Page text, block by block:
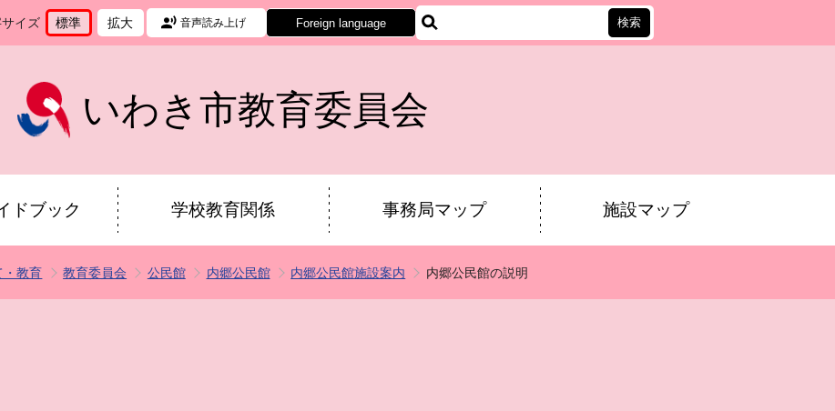
イズ
文
イ
ズ
を
標準
に
文
ズ
拡大
に
音声読み上げ Foreign language
いわき市教育委員会
ドブック 学校教育関係 事務局マップ 施設マップ
・教育 教育委員会 公民館 内郷公民館 内郷公民館施設案内 内郷公民館の説明